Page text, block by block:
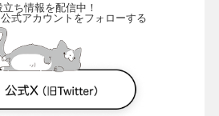
立ち情報を配信中！
式アカウントをフォローする